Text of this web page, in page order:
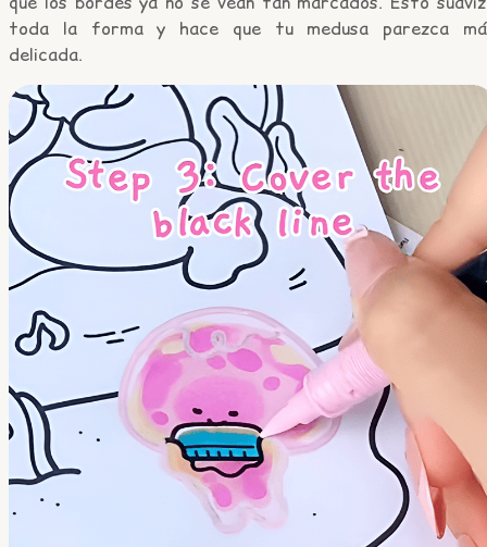
toda la forma y hace que tu medusa parezca
delicada.